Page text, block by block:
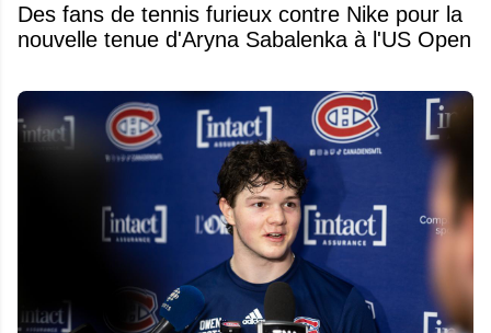
Des fans de tennis furieux contre Nike pour la
nouvelle tenue d'Aryna Sabalenka à l'US Open